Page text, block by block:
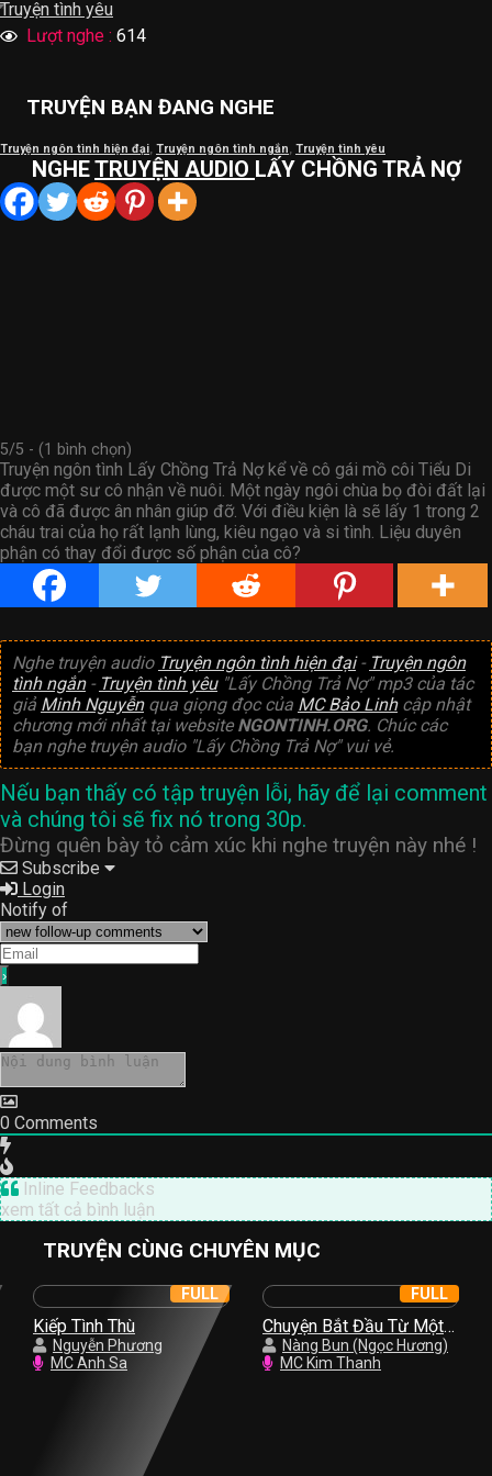
Truyện tình yêu
Lượt nghe : 614
TRUYỆN BẠN ĐANG NGHE
Truyện ngôn tình hiện đại, Truyện ngôn tình ngắn, Truyện tình yêu
NGHETRUYỆN AUDIO LẤY CHỒNG TRẢ NỢ
5/5 - (1 bình chọn)
Truyện ngôn tình Lấy Chồng Trả Nợ kể về cô gái mồ côi Tiểu Di
được một sư cô nhận về nuôi. Một ngày ngôi chùa bọ đòi đất lại
và cô đã được ân nhân giúp đỡ. Với điều kiện là sẽ lấy 1 trong 2
cháu trai của họ rất lạnh lùng, kiêu ngạo và si tình. Liệu duyên
phận có thay đổi được số phận của cô?
Nghe truyện audio Truyện ngôn tình hiện đại- Truyện ngôn
tình ngắn- Truyện tình yêu"Lấy Chồng Trả Nợ" mp3 của tác
giả Minh Nguyễnqua giọng đọc của MC Bảo Linhcập nhật
chương mới nhất tại website NGONTINH.ORG. Chúc các
bạn nghe truyện audio "Lấy Chồng Trả Nợ" vui vẻ.
Nếu bạn thấy có tập truyện lỗi, hãy để lại comment
và chúng tôi sẽ fix nó trong 30p.
Đừng quên bày tỏ cảm xúc khi nghe truyện này nhé !
Subscribe
Login
Notify of
0 Comments
Inline Feedbacks
xem tất cả bình luận
TRUYỆN CÙNG CHUYÊN MỤC
Kiếp Tình Thù
Nguyễn Phương
MC Anh Sa
FULL
Chuyện Bắt Đầu Từ Một
Nụ Hồng
Nàng Bun (Ngọc Hương)
MC Kim Thanh
FULL